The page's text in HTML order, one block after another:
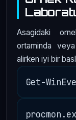
Asagidaki
ortaminda
alirken iyi bir